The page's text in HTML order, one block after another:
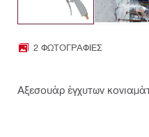
2 ΦΩΤΟΓΡΑΦΊΕΣ
Αξεσουάρ έγχυτων